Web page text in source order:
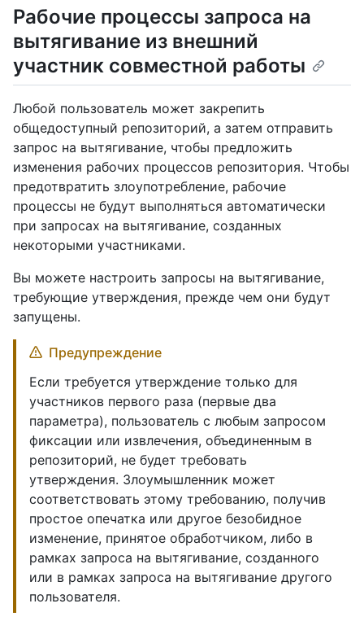
Рабочие процессы запроса на
вытягивание из внешний
участник совместной работы
Любой пользователь может закрепить
общедоступный репозиторий, а затем отправить
запрос на вытягивание, чтобы предложить
изменения рабочих процессов репозитория. Чтобы
предотвратить злоупотребление, рабочие
процессы не будут выполняться автоматически
при запросах на вытягивание, созданных
некоторыми участниками.
Вы можете настроить запросы на вытягивание,
требующие утверждения, прежде чем они будут
запущены.
Предупреждение
Если требуется утверждение только для
участников первого раза (первые два
параметра), пользователь с любым запросом
фиксации или извлечения, объединенным в
репозиторий, не будет требовать
утверждения. Злоумышленник может
соответствовать этому требованию, получив
простое опечатка или другое безобидное
изменение, принятое обработчиком, либо в
рамках запроса на вытягивание, созданного
или в рамках запроса на вытягивание другого
пользователя.